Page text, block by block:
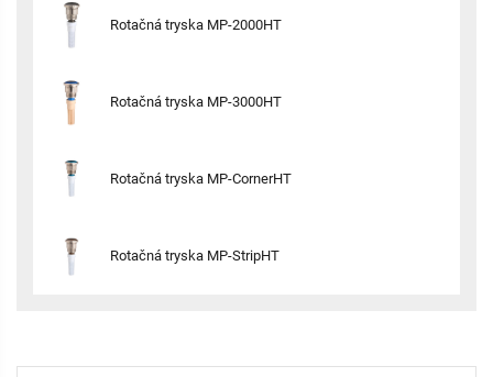
Rotačná tryska MP-2000HT
Rotačná tryska MP-3000HT
Rotačná tryska MP-CornerHT
Rotačná tryska MP-StripHT